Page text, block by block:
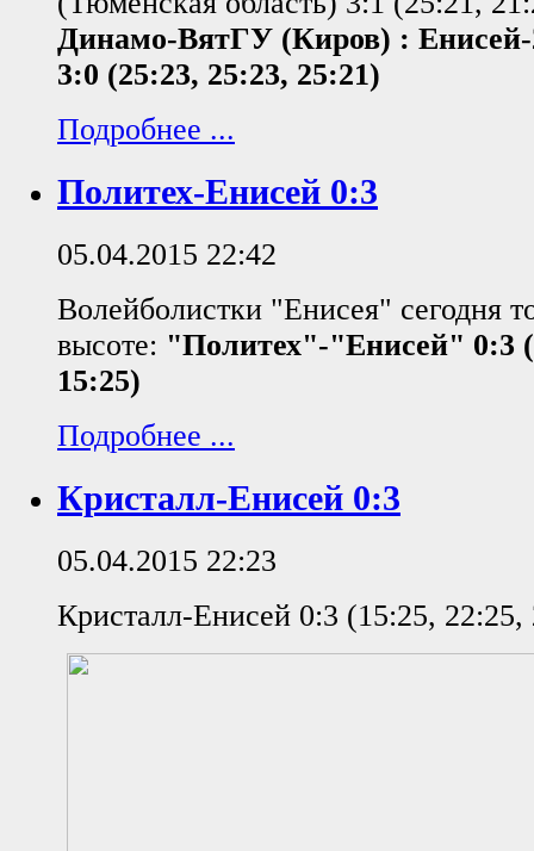
Динамо-ВятГУ (Киров) : Енисей-
3:0 (25:23, 25:23, 25:21)
Подробнее ...
Политех-Енисей 0:3
05.04.2015 22:42
Волейболистки "Енисея" сегодня
высоте: "Политех"-"Енисей" 0:3
15:25)
Подробнее ...
Кристалл-Енисей 0:3
05.04.2015 22:23
Кристалл-Енисей 0:3 (15:25, 22:25,